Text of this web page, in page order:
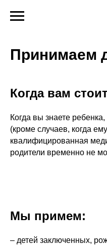
Принимаем
Когда вам
Когда вы знаете
(кроме случаев, когда
квалифицированная
родители временно не
Мы примем:
– детей заключенных,